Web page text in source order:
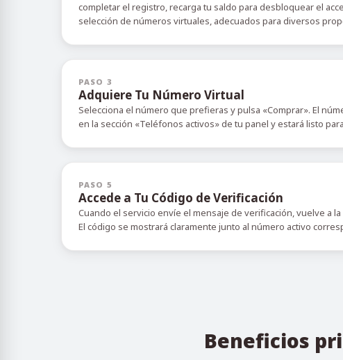
completar el registro, recarga tu saldo para desbloquear el
selección de números virtuales, adecuados para diversos
PASO 3
Adquiere Tu Número Virtual
Selecciona el número que prefieras y pulsa «Comprar». El
en la sección «Teléfonos activos» de tu panel y estará listo
PASO 5
Accede a Tu Código de Verificación
Cuando el servicio envíe el mensaje de verificación, vuelve a la
El código se mostrará claramente junto al número activo
Beneficios